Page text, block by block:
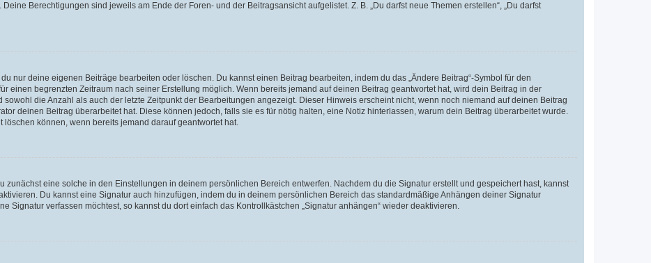
Berechtigungen sind jeweils am Ende der Foren- und der Beitragsansicht aufgelistet. Z. B. „Du darfst neue Themen erstellen“, „Du darfst
nur deine eigenen Beiträge bearbeiten oder löschen. Du kannst einen Beitrag bearbeiten, indem du das „Ändere Beitrag“-Symbol für den
einen begrenzten Zeitraum nach seiner Erstellung möglich. Wenn bereits jemand auf deinen Beitrag geantwortet hat, wird dein Beitrag in der
die Anzahl als auch der letzte Zeitpunkt der Bearbeitungen angezeigt. Dieser Hinweis erscheint nicht, wenn noch niemand auf deinen Beitrag
deinen Beitrag überarbeitet hat. Diese können jedoch, falls sie es für nötig halten, eine Notiz hinterlassen, warum dein Beitrag überarbeitet wurde.
können, wenn bereits jemand darauf geantwortet hat.
zunächst eine solche in den Einstellungen in deinem persönlichen Bereich entwerfen. Nachdem du die Signatur erstellt und gespeichert hast, kannst
Du kannst eine Signatur auch hinzufügen, indem du in deinem persönlichen Bereich das standardmäßige Anhängen deiner Signatur
Signatur verfassen möchtest, so kannst du dort einfach das Kontrollkästchen „Signatur anhängen“ wieder deaktivieren.